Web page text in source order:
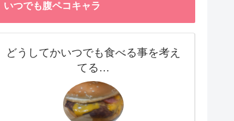
いつでも腹ペコキャラ
どうしてかいつでも食べる事を考え
てる…